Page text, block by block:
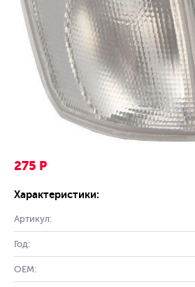
275 Р
Характеристики:
Артикул:
Год:
OEM: